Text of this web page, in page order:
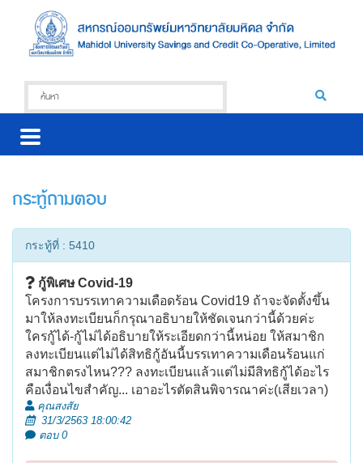
กระทู้ถามตอบ
กระทู้ที่ : 5410
กู้พิเศษ​ Covid-19
โครงการบรรเทาความเดือดร้อน​ Covid19 ถ้าจะจัดตั้งขึ้น
มาให้ลงทะเบียนก็กรุณาอธิบายให้ชัดเจนกว่านี้ด้วยค่ะ​
ใครกู้ได้-กู้ไม่ได้อธิบายให้ระเอียดกว่านี้หน่อย​ ให้สมาชิก
ลงทะเบียนแต่ไม่ได้สิทธิกู้อันนี้บรรเทาความเดือนร้อนแก่
สมาชิกตรงไหน??? ลงทะเบียนแล้วแต่ไม่มีสิทธิกู้ได้อะไร
คือเงื่อนไขสำคัญ... เอาอะไรตัดสินพิจารณาค่ะ​(เสียเวลา)​
คุณสงสัย
31/3/2563 18:00:42
ตอบ 0